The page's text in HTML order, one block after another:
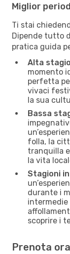
Miglior
Ti stai
Dipende tutto
pratica guida
Alta
momento
perfetta
vivaci
la sua
Bassa
folla, la
tranquilla
la vita
Stagioni
durante i
intermedie
scoprire i
Prenota